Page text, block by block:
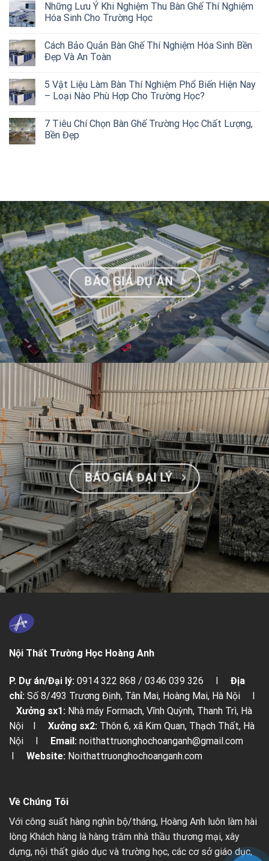
Những Lưu Ý Khi Nghiệm Thu Bàn Ghế Thí Nghiệm
Hóa Sinh Cho Trường Học
Cách Bảo Quản Bàn Ghế Thí Nghiệm Hóa Sinh Bền
Đẹp Và An Toàn
5 Vật Liệu Làm Bàn Thí Nghiệm Phổ Biến Hiện Nay
– Loại Nào Phù Hợp Cho Trường Học?
7 Tiêu Chí Chọn Bàn Ghế Trường Học Chất Lượng,
Bền Đẹp
BÁO GIÁ DỰ ÁN
BÁO GIÁ ĐẠI LÝ
Nội Thất Trường Học Hoàng Anh
P. Dự án/Đại lý: 0914 322 868 / 0346 039 326 I Địa
chỉ: Số 8/493 Trương Định, Tân Mai, Hoàng Mai, Hà Nội I
Xưởng sx1: Nhà máy Formach, Vĩnh Quỳnh, Thanh Trì, Hà
Nội I Xưởng sx2: Thôn 6, xã Kim Quan, Thạch Thất, Hà
Nội I Email: noithattruonghochoanganh@gmail.com
I Website: Noithattruonghochoanganh.com
Về Chúng Tôi
Với công suất hàng nghìn bộ/tháng, Hoàng Anh luôn làm hài
lòng Khách hàng là hàng trăm nhà thầu thương mại, xây
dựng, nội thất giáo dục và trường học, các cơ sở giáo dục,